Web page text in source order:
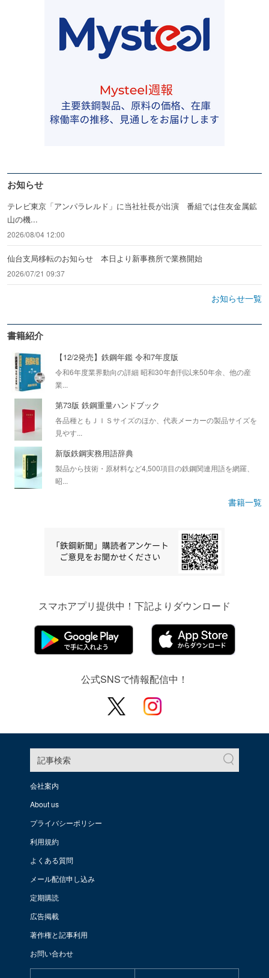
お知らせ
テレビ東京「アンパラレルド」に当社社長が出演 番組では住友金属鉱
山の機...
2026/08/04 12:00
仙台支局移転のお知らせ 本日より新事務所で業務開始
2026/07/21 09:37
お知らせ一覧
書籍紹介
【12/2発売】鉄鋼年鑑 令和7年度版
令和6年度業界動向の詳細 昭和30年創刊以来50年余、他の産
業...
第73版 鉄鋼重量ハンドブック
各品種ともＪＩＳサイズのほか、代表メーカーの製品サイズを
見やす...
新版鉄鋼実務用語辞典
製品から技術・原材料など4,500項目の鉄鋼関連用語を網羅、
昭...
書籍一覧
スマホアプリ提供中！下記よりダウンロード
公式SNSで情報配信中！
記事検索
会社案内
About us
プライバシーポリシー
利用規約
よくある質問
メール配信申し込み
定期購読
広告掲載
著作権と記事利用
お問い合わせ